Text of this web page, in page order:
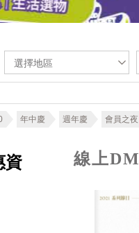
選擇地區
年中慶 週年慶 會員之夜
資
線上DM